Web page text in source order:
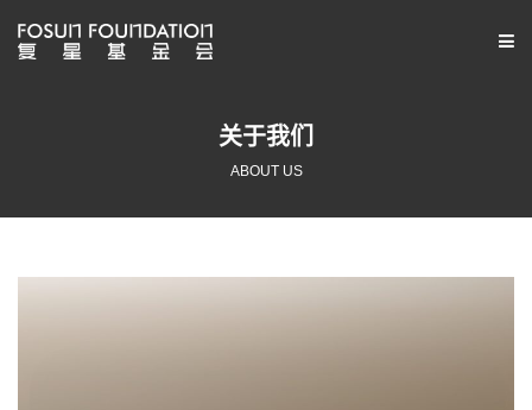
关于我们
ABOUT US